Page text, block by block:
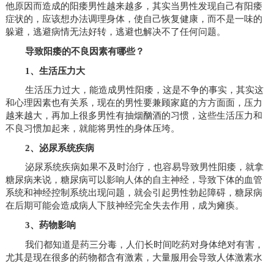
他原因而造成的阳痿男性越来越多，其实当男性发现自己有阳痿
症状的，应该想办法调理身体，使自己恢复健康，而不是一味的
躲避，逃避病情无法好转，逃避也解决不了任何问题。
导致阳痿的不良因素有哪些？
1、生活压力大
生活压力过大，能造成男性阳痿，这是不争的事实，其实这
和心理因素也有关系，现在的男性要兼顾家庭的方方面面，压力
越来越大，再加上很多男性有抽烟酗酒的习惯，这些生活压力和
不良习惯加起来，就能将男性的身体压垮。
2、泌尿系统疾病
泌尿系统疾病如果不及时治疗，也容易导致男性阳痿，就拿
糖尿病来说，糖尿病可以影响人体的自主神经，导致下体的血管
系统和神经控制系统出现问题，就会引起男性勃起障碍，糖尿病
在后期可能会造成病人下肢神经完全失去作用，成为瘫痪。
3、药物影响
我们都知道是药三分毒，人们长时间吃药对身体绝对有害，
尤其是现在很多的药物都含有激素，大量服用会导致人体激素水